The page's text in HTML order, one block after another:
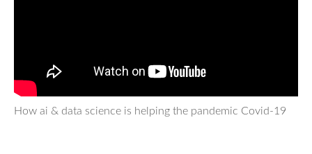
How ai & data science is helping the pandemic Covid-19